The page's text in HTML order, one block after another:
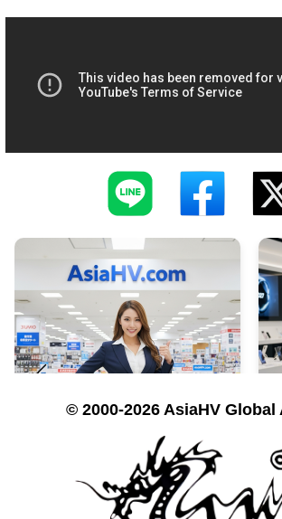
© 2000-2026 AsiaHV